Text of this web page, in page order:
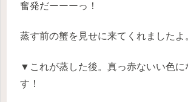
奮発だーーーっ！
蒸す前の蟹を見せに来てくれましたよ
▼これが蒸した後。真っ赤ないい色に
す！